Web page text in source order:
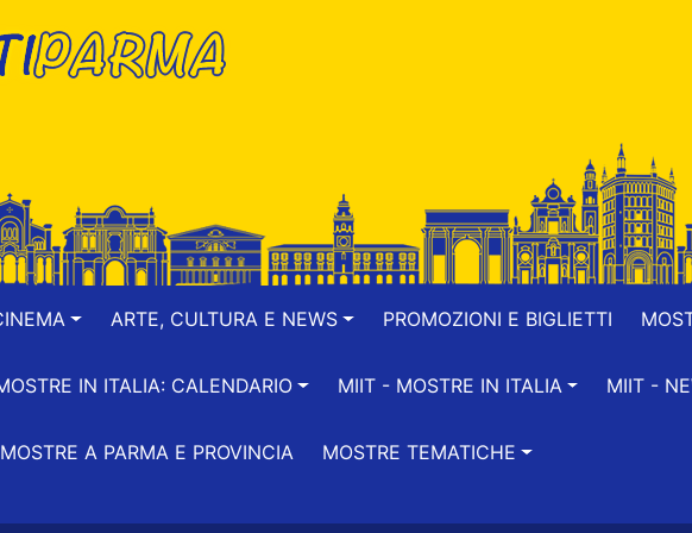
ARTE, CULTURA E NEWS PROMOZIONI E BIGLIETTI
IN ITALIA: CALENDARIO MIIT - MOSTRE IN ITALIA MIIT -
MOSTRE A PARMA E PROVINCIA MOSTRE TEMATICHE